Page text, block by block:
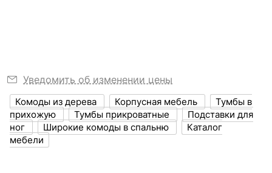
мм
Объем упаковки,
куб. м
?
0.507
ЦВЕТ И МАТЕРИАЛ
Комод Berber Принт 32
3 отзыва
42 341 р.
29 639
Уведомить об изменении цены
Комоды из дерева Корпусная мебель
Тумбы в
прихожую
Тумбы прикроватные
Подставки для
ног
Широкие комоды в спальню
Каталог
мебели